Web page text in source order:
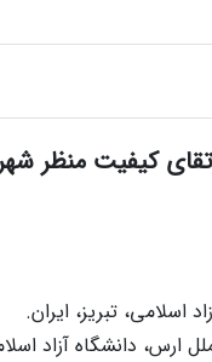
کیفیت منظر
اسلامی، تبریز، ایران.
دانشگاه آزاد